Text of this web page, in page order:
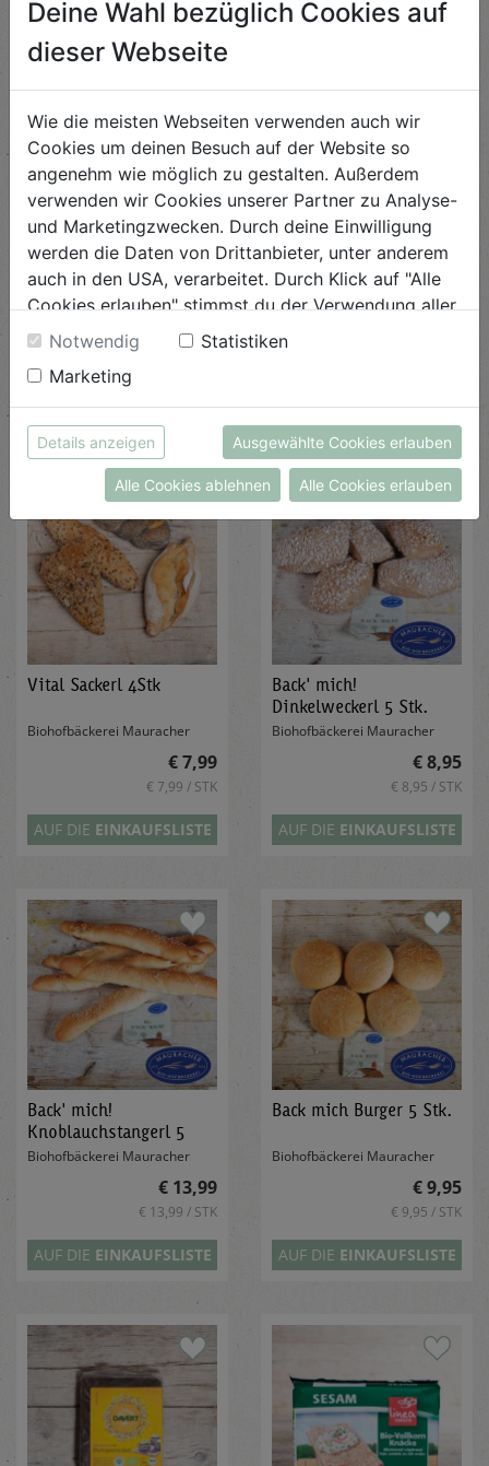
Jausen Sackerl 4 Stk.
Biohofbäckerei Mauracher
€ 7,69
AUF DIEEINKAUFSLISTE
Panini Royal 3Stk. 188g
Schnitzer GmbH & Co KG.
AUF DIEEINKAUFSLISTE
Vital Sackerl 4Stk
Biohofbäckerei Mauracher
€ 7,99
€ 7,99 / STK
AUF DIE EINKAUFSLISTE
Back' mich!
Dinkelweckerl 5 Stk.
Biohofbäckerei Mauracher
€ 8,95
€ 8,95 / STK
AUF DIE EINKAUFSLISTE
Back' mich!
Knoblauchstangerl 5
Stk.
Biohofbäckerei Mauracher
€ 13,99
€ 13,99 / STK
AUF DIE EINKAUFSLISTE
Back mich Burger 5 Stk.
Biohofbäckerei Mauracher
€ 9,95
€ 9,95 / STK
AUF DIE EINKAUFSLISTE
Deine Wahl bezüglich Cookies auf
dieser Webseite
Wie die meisten Webseiten verwenden auch wir
Cookies um deinen Besuch auf der Website so
angenehm wie möglich zu gestalten. Außerdem
verwenden wir Cookies unserer Partner zu Analyse-
und Marketingzwecken. Durch deine Einwilligung
werden die Daten von Drittanbieter, unter anderem
auch in den USA, verarbeitet. Durch Klick auf "Alle
Cookies erlauben" stimmst du der Verwendung aller
Cookies zu. Unter "Details anzeigen" findest du alle
Infos zu den unterschiedlichen Cookies, du kannst
auch entscheiden, welche Cookies du erlauben
möchtest.
Weitere Informationen findest du in unserer
Datenschutzerklärungbzw. imImpressum
Notwendig
Statistiken
Marketing
Details anzeigen Ausgewählte Cookies erlauben
Alle Cookies ablehnen Alle Cookies erlauben